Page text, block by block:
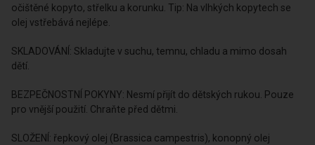
očištěné kopyto, střelku a korunku. Tip: Na vlhkých kopytech se
olej vstřebává nejlépe.
SKLADOVÁNÍ: Skladujte v suchu, temnu, chladu a mimo dosah
dětí.
BEZPEČNOSTNÍ POKYNY: Nesmí přijít do dětských rukou. Pouze
pro vnější použití. Chraňte před dětmi.
SLOŽENÍ: řepkový olej (Brassica campestris), konopný olej